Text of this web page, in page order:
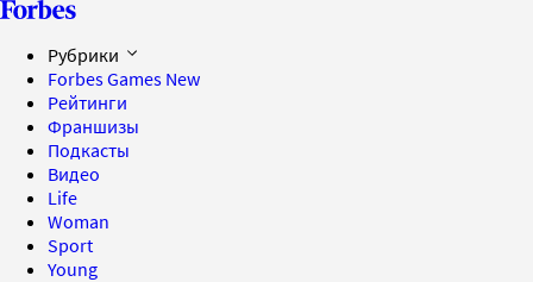
Рубрики
Forbes Games New
Рейтинги
Франшизы
Подкасты
Видео
Life
Woman
Sport
Young